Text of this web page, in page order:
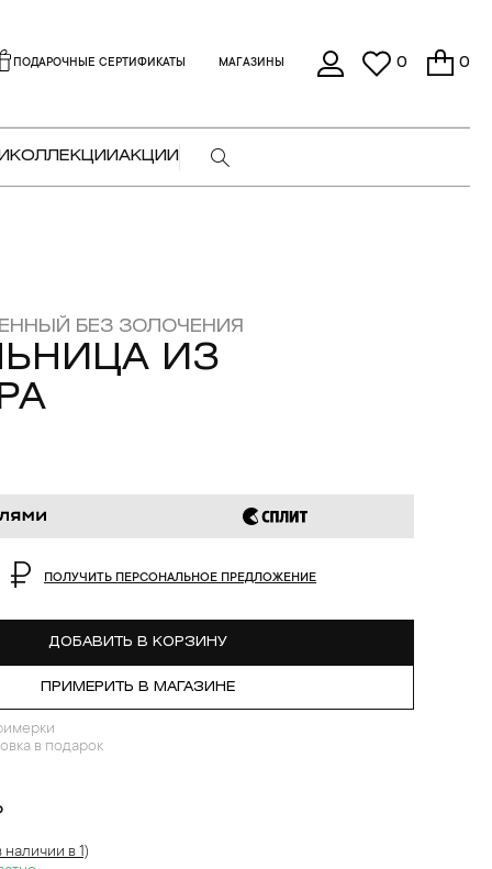
ПОДАРОЧНЫЕ СЕРТИФИКАТЫ МАГАЗИНЫ 0 0
КОЛЛЕКЦИИАКЦИИ
БЕЗ ЗОЛОЧЕНИЯ
ИЗ
₽ ПОЛУЧИТЬ ПЕРСОНАЛЬНОЕ ПРЕДЛОЖЕНИЕ
ДОБАВИТЬ В КОРЗИНУ
ПРИМЕРИТЬ В МАГАЗИНЕ
в подарок
наличии в 1)